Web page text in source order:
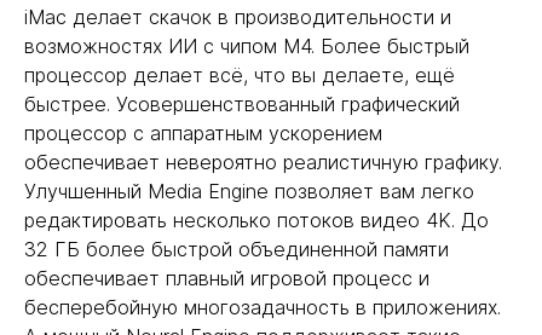
iMac делает скачок в производительности и
возможностях ИИ с чипом M4. Более быстрый
процессор делает всё, что вы делаете, ещё
быстрее. Усовершенствованный графический
процессор с аппаратным ускорением
обеспечивает невероятно реалистичную графику.
Улучшенный Media Engine позволяет вам легко
редактировать несколько потоков видео 4K. До
32 ГБ более быстрой объединенной памяти
обеспечивает плавный игровой процесс и
бесперебойную многозадачность в приложениях.